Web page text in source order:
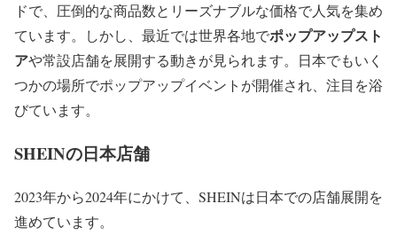
ドで、圧倒的な商品数とリーズナブルな価格で人気を集め
ています。しかし、最近では世界各地でポップアップスト
アや常設店舗を展開する動きが見られます。日本でもいく
つかの場所でポップアップイベントが開催され、注目を浴
びています。
SHEINの日本店舗
2023年から2024年にかけて、SHEINは日本での店舗展開を
進めています。